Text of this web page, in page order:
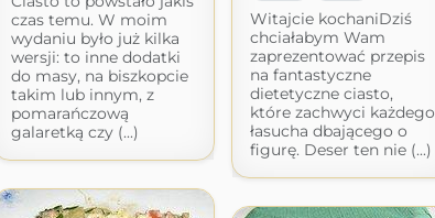
czas temu. W moim
wydaniu było już kilka
wersji: to inne dodatki
do masy, na biszkopcie
takim lub innym, z
pomarańczową
galaretką czy (...)
Witajcie kochaniDziś
chciałabym Wam
zaprezentować przepis
na fantastyczne
dietetyczne ciasto,
które zachwyci każdego
łasucha dbającego o
figurę. Deser ten nie (...)